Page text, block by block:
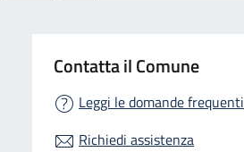
Contatta il Comune
Leggi le domande frequenti
Richiedi assistenza